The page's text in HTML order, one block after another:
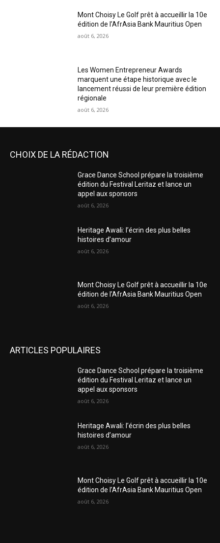
Mont Choisy Le Golf prêt à accueillir la 10e
édition de l’AfrAsia Bank Mauritius Open
août 6, 2026
Les Women Entrepreneur Awards
marquent une étape historique avec le
lancement réussi de leur première édition
régionale
août 6, 2026
CHOIX DE LA RÉDACTION
Grace Dance School prépare la troisième
édition du Festival Leritaz et lance un
appel aux sponsors
août 6, 2026
Heritage Awali: l’écrin des plus belles
histoires d’amour
août 6, 2026
Mont Choisy Le Golf prêt à accueillir la 10e
édition de l’AfrAsia Bank Mauritius Open
août 6, 2026
ARTICLES POPULAIRES
Grace Dance School prépare la troisième
édition du Festival Leritaz et lance un
appel aux sponsors
août 6, 2026
Heritage Awali: l’écrin des plus belles
histoires d’amour
août 6, 2026
Mont Choisy Le Golf prêt à accueillir la 10e
édition de l’AfrAsia Bank Mauritius Open
août 6, 2026